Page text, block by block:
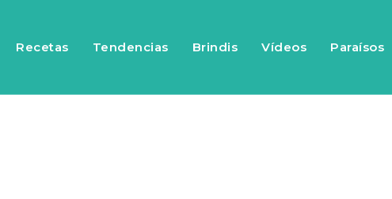
Recetas Tendencias Brindis Vídeos Paraísos